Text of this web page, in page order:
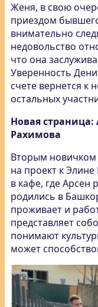
Женя, в свою
приездом
внимательно
недовольство
что она
Уверенность
счете вернется к
остальных
Новая
Рахимова
Вторым новичком
на проект к
в кафе, где
родились в
проживает и
представляет
понимают
может